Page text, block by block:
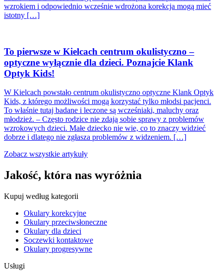
wzrokiem i odpowiednio wcześnie wdrożona korekcja mogą mieć
istotny […]
To pierwsze w Kielcach centrum okulistyczno –
optyczne wyłącznie dla dzieci. Poznajcie Klank
Optyk Kids!
W Kielcach powstało centrum okulistyczno optyczne Klank Optyk
Kids, z którego możliwości mogą korzystać tylko młodsi pacjenci.
To właśnie tutaj badane i leczone są wcześniaki, maluchy oraz
młodzież. – Często rodzice nie zdają sobie sprawy z problemów
wzrokowych dzieci. Małe dziecko nie wie, co to znaczy widzieć
dobrze i dlatego nie zgłasza problemów z widzeniem. […]
Zobacz wszystkie artykuły
Jakość, która nas wyróżnia
Kupuj według kategorii
Okulary korekcyjne
Okulary przeciwsłoneczne
Okulary dla dzieci
Soczewki kontaktowe
Okulary progresywne
Usługi